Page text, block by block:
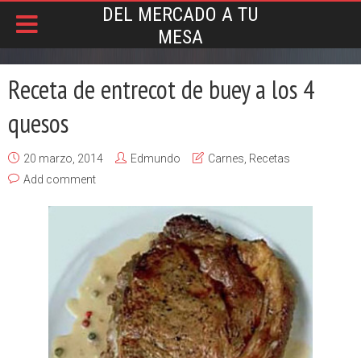
DEL MERCADO A TU
MESA
Receta de entrecot de buey a los 4
quesos
20 marzo, 2014 Edmundo Carnes Recetas
Add comment